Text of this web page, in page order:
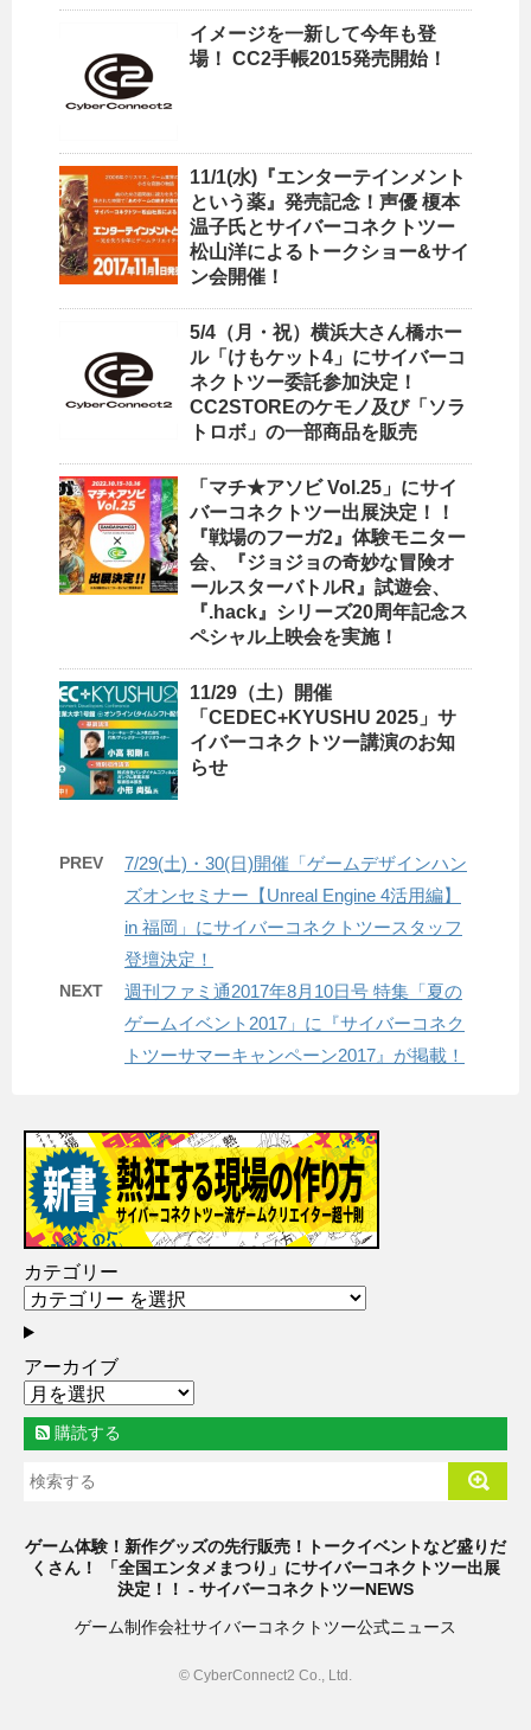
イメージを一新して今年も登
場！ CC2手帳2015発売開始！
11/1(水)『エンターテインメント
という薬』発売記念！声優 榎本
温子氏とサイバーコネクトツー
松山洋によるトークショー&サイ
ン会開催！
5/4（月・祝）横浜大さん橋ホー
ル「けもケット4」にサイバーコ
ネクトツー委託参加決定！
CC2STOREのケモノ及び「ソラ
トロボ」の一部商品を販売
「マチ★アソビ Vol.25」にサイ
バーコネクトツー出展決定！！
『戦場のフーガ2』体験モニター
会、『ジョジョの奇妙な冒険オ
ールスターバトルR』試遊会、
『.hack』シリーズ20周年記念ス
ペシャル上映会を実施！
11/29（土）開催
「CEDEC+KYUSHU 2025」サ
イバーコネクトツー講演のお知
らせ
PREV
7/29(土)・30(日)開催「ゲームデザインハン
ズオンセミナー【Unreal Engine 4活用編】
in 福岡」にサイバーコネクトツースタッフ
登壇決定！
NEXT
週刊ファミ通2017年8月10日号 特集「夏の
ゲームイベント2017」に『サイバーコネク
トツーサマーキャンペーン2017』が掲載！
カテゴリー
アーカイブ
購読する
ゲーム体験！新作グッズの先行販売！トークイベントなど盛りだ
くさん！ 「全国エンタメまつり」にサイバーコネクトツー出展
決定！！ - サイバーコネクトツーNEWS
ゲーム制作会社サイバーコネクトツー公式ニュース
© CyberConnect2 Co., Ltd.